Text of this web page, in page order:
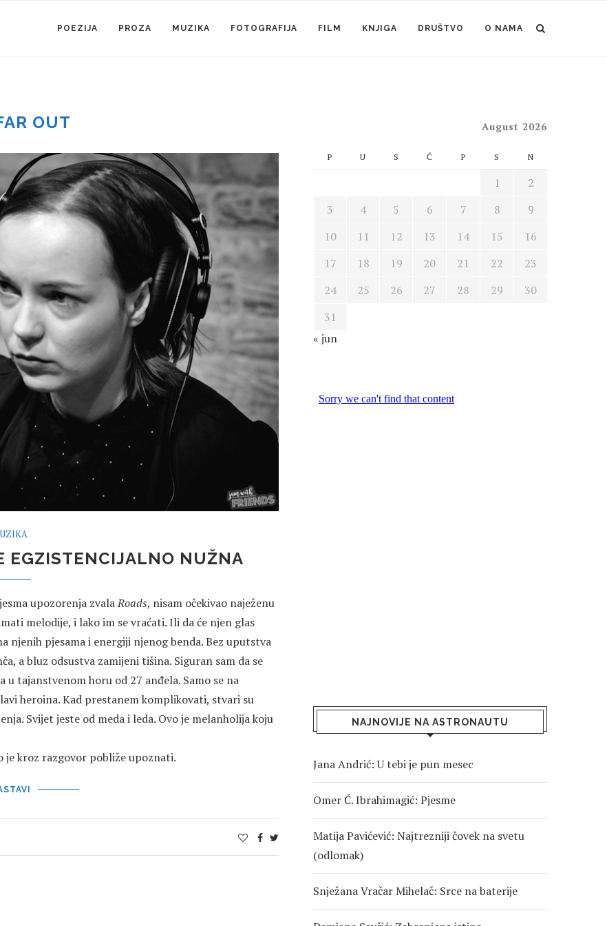
POEZIJA PROZA MUZIKA FOTOGRAFIJA FILM KNJIGA DRUŠTVO O NAMA
OUT
EGZISTENCIJALNO NUŽNA
upozorenja zvalaRoads, nisam očekivao naježenu
melodije, i lako im se vraćati. Ili da će njen glas
njenih pjesama i energiji njenog benda. Bez uputstva
a bluz odsustva zamijeni tišina. Siguran sam da se
tajanstvenom horu od 27 anđela. Samo se na
heroina. Kad prestanem komplikovati, stvari su
Svijet jeste od meda i leda. Ovo je melanholija koju
je kroz razgovor pobliže upoznati.
August 2026
P U S Č P S N
1
2
3
4 5 6 7 8
9
10
11 12 13 14 15
16
17
18 19 20 21 22
23
24
25 26 27 28 29
30
31
« jun
NAJNOVIJE NA ASTRONAUTU
Jana Andrić: U tebi je pun mesec
Omer Ć. Ibrahimagić: Pjesme
Matija Pavićević: Najtrezniji čovek na svetu
(odlomak)
Snježana Vračar Mihelač: Srce na baterije